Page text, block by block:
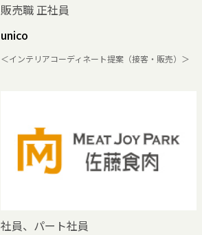
販売職 正社員
unico
＜インテリアコーディネート提案（接客・販売）＞
社員、パート社員